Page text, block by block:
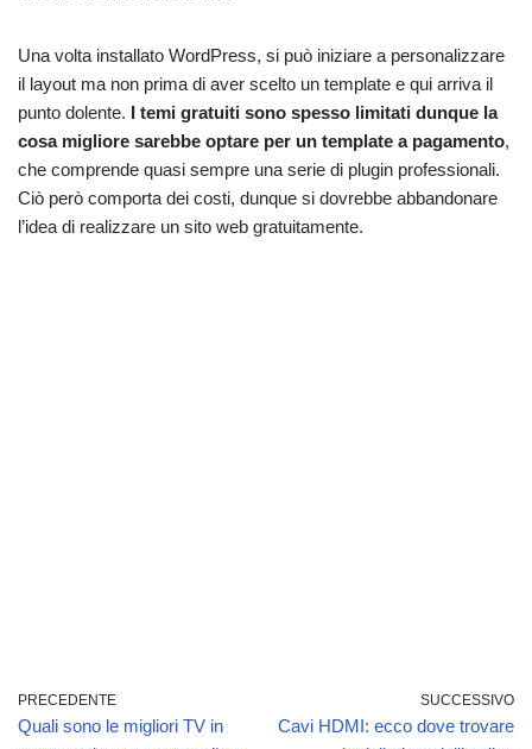
Una volta installato WordPress, si può iniziare a personalizzare
il layout ma non prima di aver scelto un template e qui arriva il
punto dolente. I temi gratuiti sono spesso limitati dunque la
cosa migliore sarebbe optare per un template a pagamento,
che comprende quasi sempre una serie di plugin professionali.
Ciò però comporta dei costi, dunque si dovrebbe abbandonare
l’idea di realizzare un sito web gratuitamente.
PRECEDENTE
Quali sono le migliori TV in
SUCCESSIVO
Cavi HDMI: ecco dove trovare